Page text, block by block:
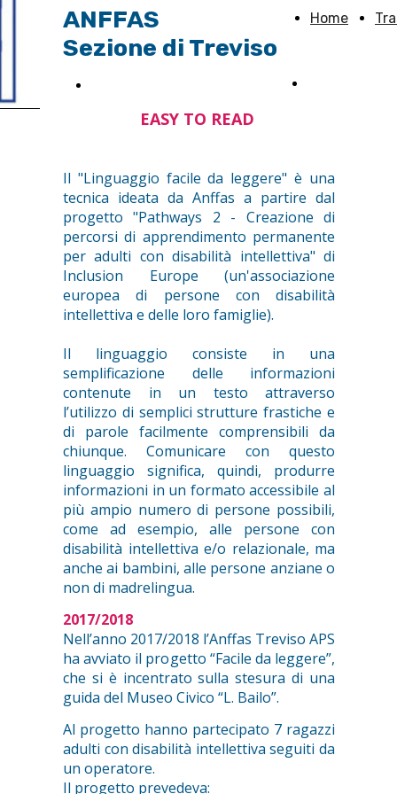
Home
ANFFAS
Sezione di Treviso
EASY TO READ
Il "Linguaggio facile da leggere" è una
tecnica ideata da Anffas a partire dal
progetto "Pathways 2 - Creazione di
percorsi di apprendimento permanente
per adulti con disabilità intellettiva" di
Inclusion Europe (un'associazione
europea di persone con disabilità
intellettiva e delle loro famiglie).
Il linguaggio consiste in una
semplificazione delle informazioni
contenute in un testo attraverso
l’utilizzo di semplici strutture frastiche e
di parole facilmente comprensibili da
chiunque. Comunicare con questo
linguaggio significa, quindi, produrre
informazioni in un formato accessibile al
più ampio numero di persone possibili,
come ad esempio, alle persone con
disabilità intellettiva e/o relazionale, ma
anche ai bambini, alle persone anziane o
non di madrelingua.
2017/2018
Nell’anno 2017/2018 l’Anffas Treviso APS
ha avviato il progetto “Facile da leggere”,
che si è incentrato sulla stesura di una
guida del Museo Civico “L. Bailo”.
Al progetto hanno partecipato 7 ragazzi
adulti con disabilità intellettiva seguiti da
un operatore.
Il progetto prevedeva: